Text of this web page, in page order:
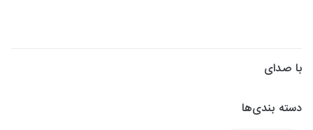
با صدای
دسته بندی‌ها